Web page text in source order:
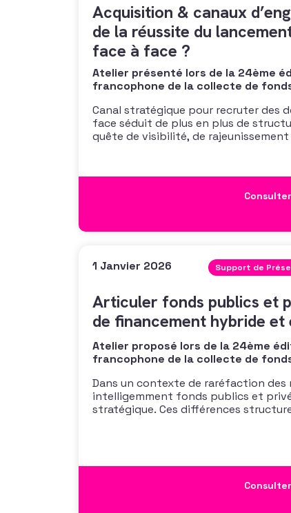
Acquisition & canaux
de la réussite du
face à face ?
Atelier présenté lors de la 24ème
francophone de la collecte de
Canal stratégique pour recruter des
face séduit de plus en plus de
quête de visibilité, de rajeunissement
Consulter
1 Janvier 2026 Support de
Articuler fonds publics et
de financement hybride et
Atelier proposé lors de la 24ème
francophone de la collecte de
Dans un contexte de raréfaction des
intelligemment fonds publics et
stratégique. Ces différences
Consulter